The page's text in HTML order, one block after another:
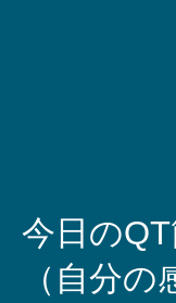
今日の
（自分